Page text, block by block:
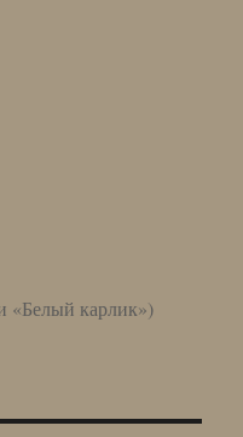
карлик»)